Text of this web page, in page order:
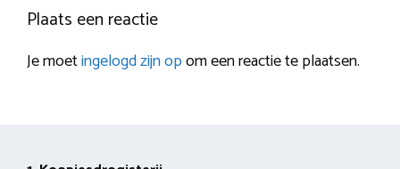
Plaats een reactie
Je moetingelogd zijn opom een reactie te plaatsen.